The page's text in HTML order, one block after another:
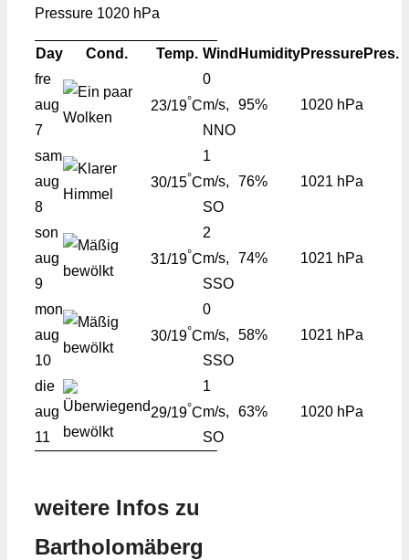
Pressure 1020 hPa
Day Cond. Temp. Wind HumidityPressurePres.
fre
aug
7
23/19°C
0
m/s,
NNO
95% 1020 hPa
sam
aug
8
30/15°C
1
m/s,
SO
76% 1021 hPa
son
aug
9
31/19°C
2
m/s,
SSO
74% 1021 hPa
mon
aug
10
30/19°C
0
m/s,
SSO
58% 1021 hPa
die
aug
11
29/19°C
1
m/s,
SO
63% 1020 hPa
weitere Infos zu
Bartholomäberg